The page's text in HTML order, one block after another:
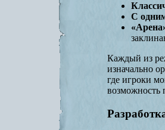
С
Каждый из
изначально
где игроки
возможность